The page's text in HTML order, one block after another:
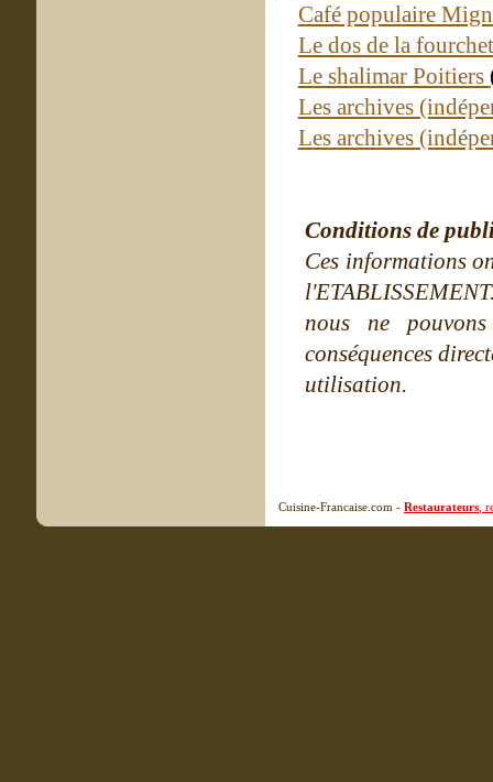
Café populaire
Le dos de la
Le shalimar Poitiers
Les archives
Les archives
Conditions de
Ces informations
nous ne
conséquences
utilisation.
Cuisine-Francaise.com - Restaurateurs ,